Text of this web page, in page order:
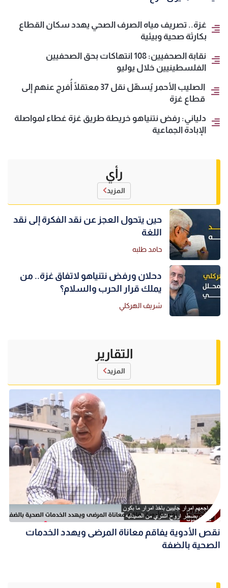
غزة.. تصريف مياه الصرف الصحي يهدد سكان القطاع
بكارثة صحية وبيئية
نقابة الصحفيين: 108 انتهاكات بحق الصحفيين
الفلسطينيين خلال يوليو
الصليب الأحمر يُسهّل نقل 37 معتقلًا أُفرج عنهم إلى
قطاع غزة
دلياني: رفض نتنياهو خريطة طريق غزة غطاء لمواصلة
الإبادة الجماعية
رأي
المزيد
حين يتحول العجز عن نقد الفكرة إلى نقد
اللغة
حامد طلبه
دحلان ورفض نتنياهو لاتفاق غزة.. من
يملك قرار الحرب والسلام؟
شريف الهركلي
التقارير
المزيد
نقص الأدوية يفاقم معاناة المرضى ويهدد الخدمات
الصحية بالضفة